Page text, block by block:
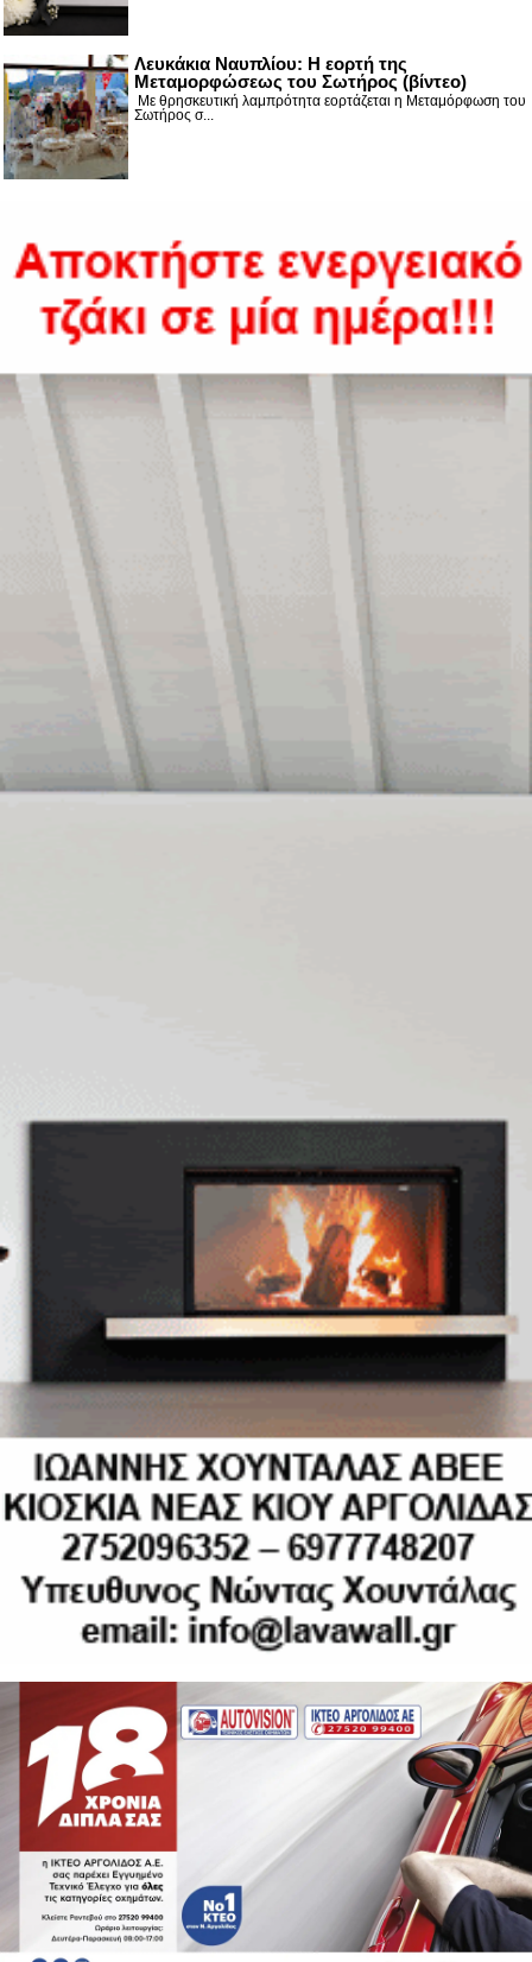
Λευκάκια Ναυπλίου: Η εορτή της
Μεταμορφώσεως του Σωτήρος (βίντεο)
Με θρησκευτική λαμπρότητα εορτάζεται η Μεταμόρφωση του
Σωτήρος σ...